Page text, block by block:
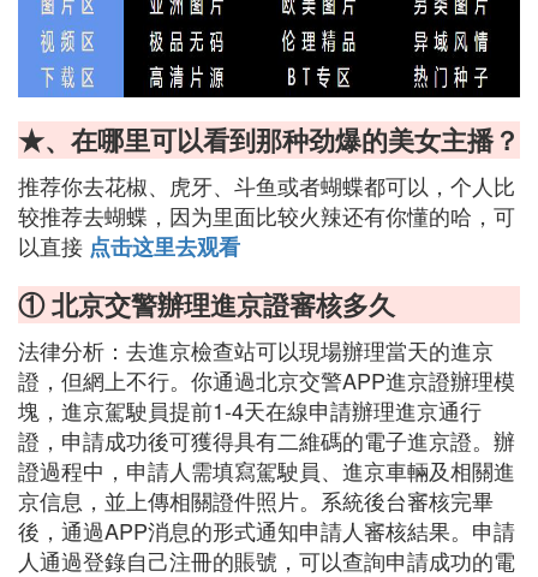
★、在哪里可以看到那种劲爆的美女主播？
推荐你去花椒、虎牙、斗鱼或者蝴蝶都可以，个人比
较推荐去蝴蝶，因为里面比较火辣还有你懂的哈，可
以直接 点击这里去观看
① 北京交警辦理進京證審核多久
法律分析：去進京檢查站可以現場辦理當天的進京
證，但網上不行。你通過北京交警APP進京證辦理模
塊，進京駕駛員提前1-4天在線申請辦理進京通行
證，申請成功後可獲得具有二維碼的電子進京證。辦
證過程中，申請人需填寫駕駛員、進京車輛及相關進
京信息，並上傳相關證件照片。系統後台審核完畢
後，通過APP消息的形式通知申請人審核結果。申請
人通過登錄自己注冊的賬號，可以查詢申請成功的電